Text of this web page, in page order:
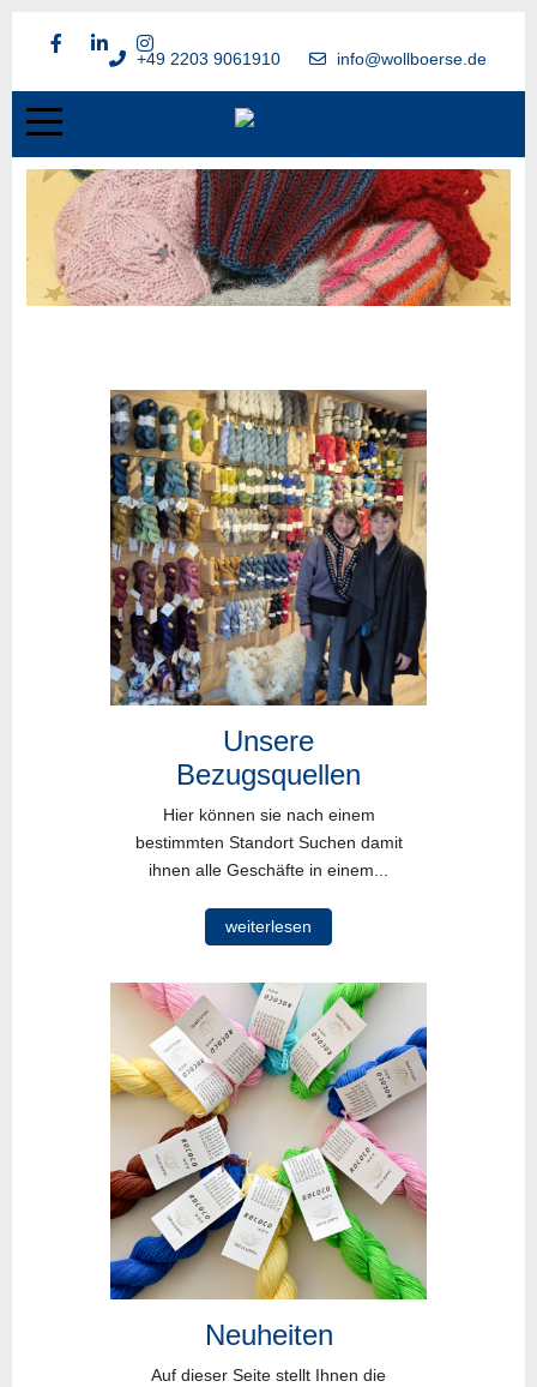
+49 2203 9061910 info@wollboerse.de
Unsere
Bezugsquellen
Hier können sie nach einem
bestimmten Standort Suchen damit
ihnen alle Geschäfte in einem...
weiterlesen
Neuheiten
Auf dieser Seite stellt Ihnen die